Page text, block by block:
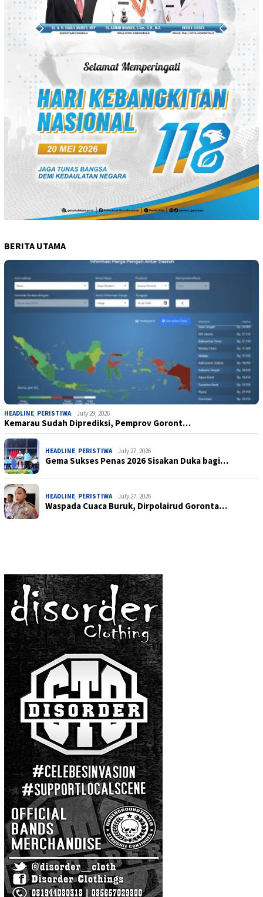
BERITA UTAMA
HEADLINE PERISTIWA July 29, 2026
Kemarau Sudah Diprediksi, Pemprov Goront…
HEADLINE PERISTIWA July 27, 2026
Gema Sukses Penas 2026 Sisakan Duka bagi…
HEADLINE PERISTIWA July 27, 2026
Waspada Cuaca Buruk, Dirpolairud Goronta…